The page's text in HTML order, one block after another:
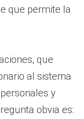
que permite la
que
al sistema
y
obvia es: